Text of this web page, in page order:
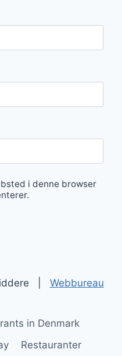
i denne browser
| Webbureau
in Denmark
Restauranter